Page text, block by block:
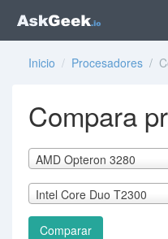
Inicio / Procesadores /
Compara
AMD Opteron 3280
Intel Core Duo T2300
Comparar